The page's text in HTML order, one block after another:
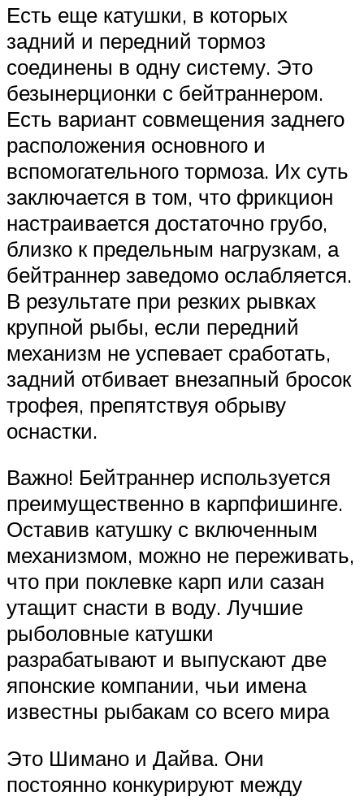
Есть еще катушки, в которых
задний и передний тормоз
соединены в одну систему. Это
безынерционки с бейтраннером.
Есть вариант совмещения заднего
расположения основного и
вспомогательного тормоза. Их суть
заключается в том, что фрикцион
настраивается достаточно грубо,
близко к предельным нагрузкам, а
бейтраннер заведомо ослабляется.
В результате при резких рывках
крупной рыбы, если передний
механизм не успевает сработать,
задний отбивает внезапный бросок
трофея, препятствуя обрыву
оснастки.
Важно! Бейтраннер используется
преимущественно в карпфишинге.
Оставив катушку с включенным
механизмом, можно не переживать,
что при поклевке карп или сазан
утащит снасти в воду. Лучшие
рыболовные катушки
разрабатывают и выпускают две
японские компании, чьи имена
известны рыбакам со всего мира
Это Шимано и Дайва. Они
постоянно конкурируют между